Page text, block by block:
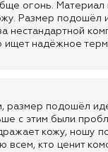
огонь. Материал
Размер подошёл
нестандартной
ищет надёжное
размер подошёл
с этим были
кожу, ношу
всем, кто ценит